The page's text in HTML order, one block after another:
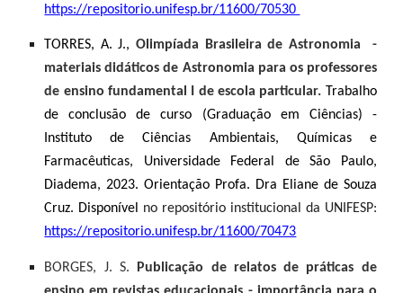
https://repositorio.unifesp.br/11600/70530
TORRES, A. J., Olimpíada Brasileira de Astronomia ­ -
materiais didáticos de Astronomia para os professores
de ensino fundamental I de escola particular. Trabalho
de conclusão de curso (Graduação em Ciências) -
Instituto de Ciências Ambientais, Químicas e
Farmacêuticas, Universidade Federal de São Paulo,
Diadema, 2023. Orientação Profa. Dra Eliane de Souza
Cruz. Disponível no repositório institucional da UNIFESP:
https://repositorio.unifesp.br/11600/70473
BORGES, J. S.
Publicação de relatos de práticas de